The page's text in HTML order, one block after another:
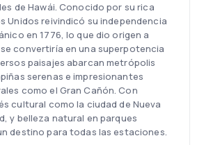
de Hawái. Conocido por su rica
Unidos reivindicó su independencia
en 1776, lo que dio origen a
convertiría en una superpotencia
paisajes abarcan metrópolis
serenas e impresionantes
como el Gran Cañón. Con
cultural como la ciudad de Nueva
y belleza natural en parques
destino para todas las estaciones.